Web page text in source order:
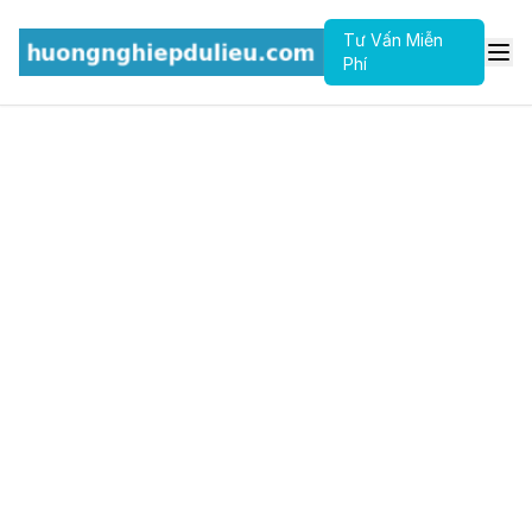
Tư Vấn Miễn
Phí